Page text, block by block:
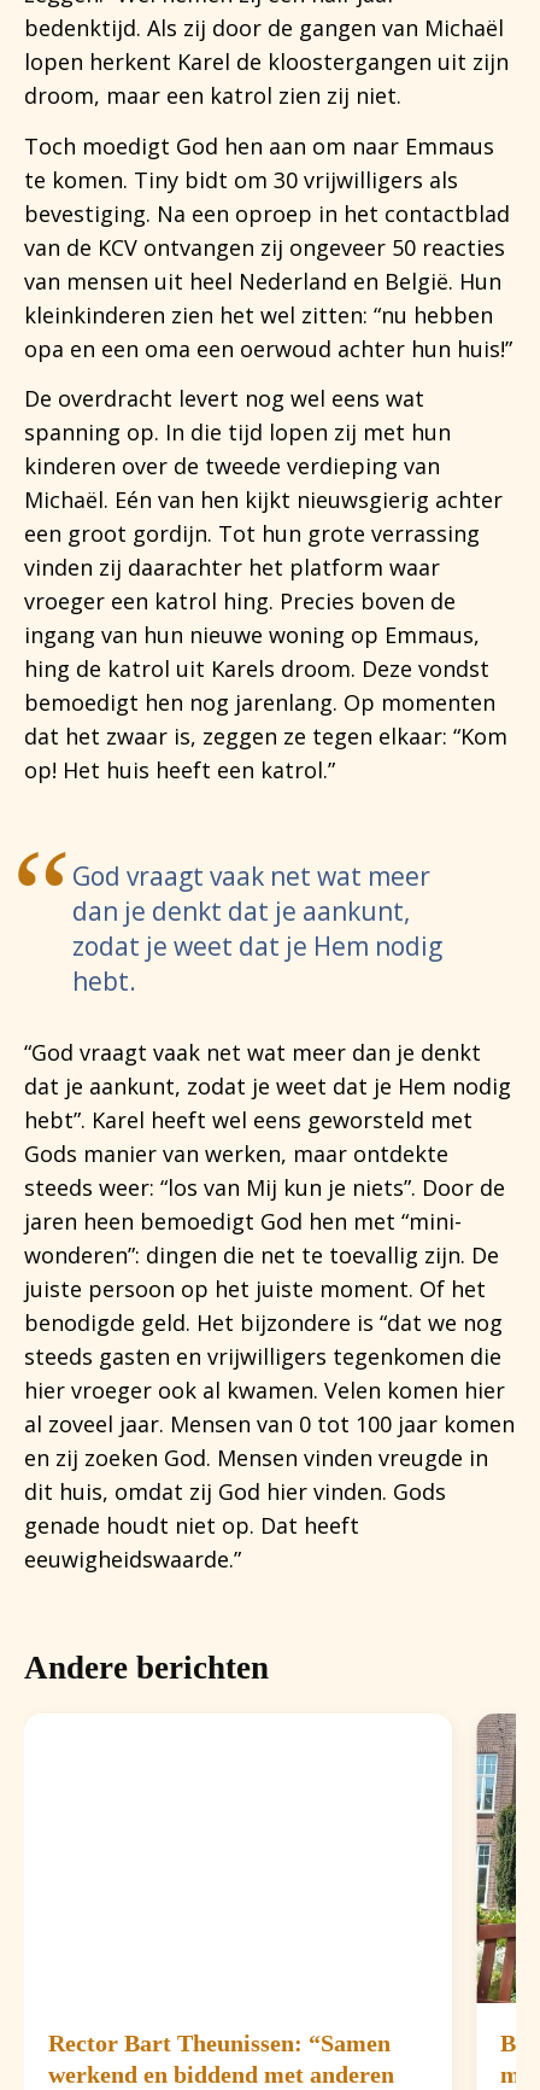
bedenktijd. Als zij door de gangen van Michaël
lopen herkent Karel de kloostergangen uit zijn
droom, maar een katrol zien zij niet.
Toch moedigt God hen aan om naar Emmaus
te komen. Tiny bidt om 30 vrijwilligers als
bevestiging. Na een oproep in het contactblad
van de KCV ontvangen zij ongeveer 50 reacties
van mensen uit heel Nederland en België. Hun
kleinkinderen zien het wel zitten: “nu hebben
opa en een oma een oerwoud achter hun huis!”
De overdracht levert nog wel eens wat
spanning op. In die tijd lopen zij met hun
kinderen over de tweede verdieping van
Michaël. Eén van hen kijkt nieuwsgierig achter
een groot gordijn. Tot hun grote verrassing
vinden zij daarachter het platform waar
vroeger een katrol hing. Precies boven de
ingang van hun nieuwe woning op Emmaus,
hing de katrol uit Karels droom. Deze vondst
bemoedigt hen nog jarenlang. Op momenten
dat het zwaar is, zeggen ze tegen elkaar: “Kom
op! Het huis heeft een katrol.”
God vraagt vaak net wat meer
dan je denkt dat je aankunt,
zodat je weet dat je Hem nodig
hebt.
“God vraagt vaak net wat meer dan je denkt
dat je aankunt, zodat je weet dat je Hem nodig
hebt”. Karel heeft wel eens geworsteld met
Gods manier van werken, maar ontdekte
steeds weer: “los van Mij kun je niets”. Door de
jaren heen bemoedigt God hen met “mini-
wonderen”: dingen die net te toevallig zijn. De
juiste persoon op het juiste moment. Of het
benodigde geld. Het bijzondere is “dat we nog
steeds gasten en vrijwilligers tegenkomen die
hier vroeger ook al kwamen. Velen komen hier
al zoveel jaar. Mensen van 0 tot 100 jaar komen
en zij zoeken God. Mensen vinden vreugde in
dit huis, omdat zij God hier vinden. Gods
genade houdt niet op. Dat heeft
eeuwigheidswaarde.”
Andere berichten
Rector Bart Theunissen: “Samen
werkend en biddend met anderen